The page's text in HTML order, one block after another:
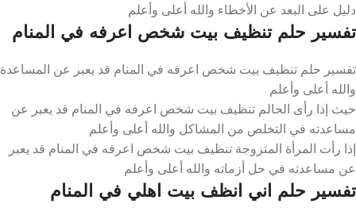
دليل على البعد عن الأخطاء والله أعلى وأعلم
تفسير حلم تنظيف بيت شخص اعرفه في المنام
تفسير حلم تنظيف بيت شخص اعرفه في المنام قد يعبر عن المساعدة
والله أعلى وأعلم
حيث إذا رأى الحالم تنظيف بيت شخص اعرفه في المنام قد يعبر عن
مساعدته في التخلص من المشاكل والله أعلى وأعلم
إذا رأت المرأة المتزوجة تنظيف بيت شخص اعرفه في المنام قد يعبر
عن مساعدته في حل أزماته والله أعلى وأعلم
تفسير حلم اني انظف بيت اهلي في المنام